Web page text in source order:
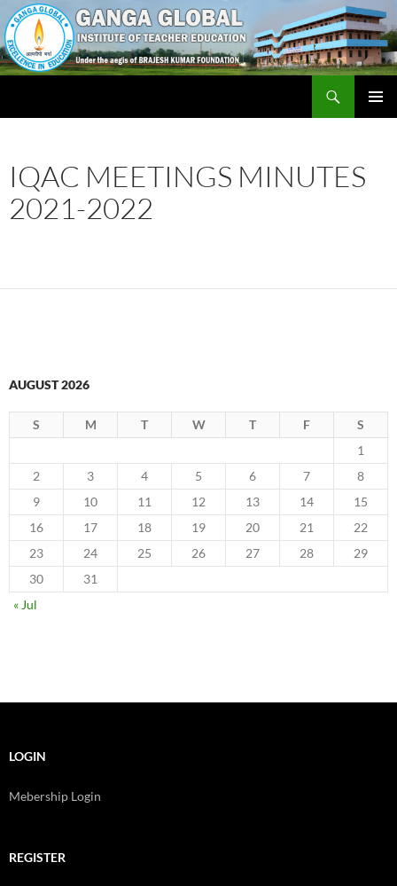
Skip
to
content
IQAC MEETINGS MINUTES
2021-2022
AUGUST 2026
S M T W T F
S
1
2
3 4 5 6 7
8
9
10 11 12 13 14
15
16
17 18 19 20 21
22
23
24 25 26 27 28
29
30
31
« Jul
LOGIN
Mebership Login
REGISTER